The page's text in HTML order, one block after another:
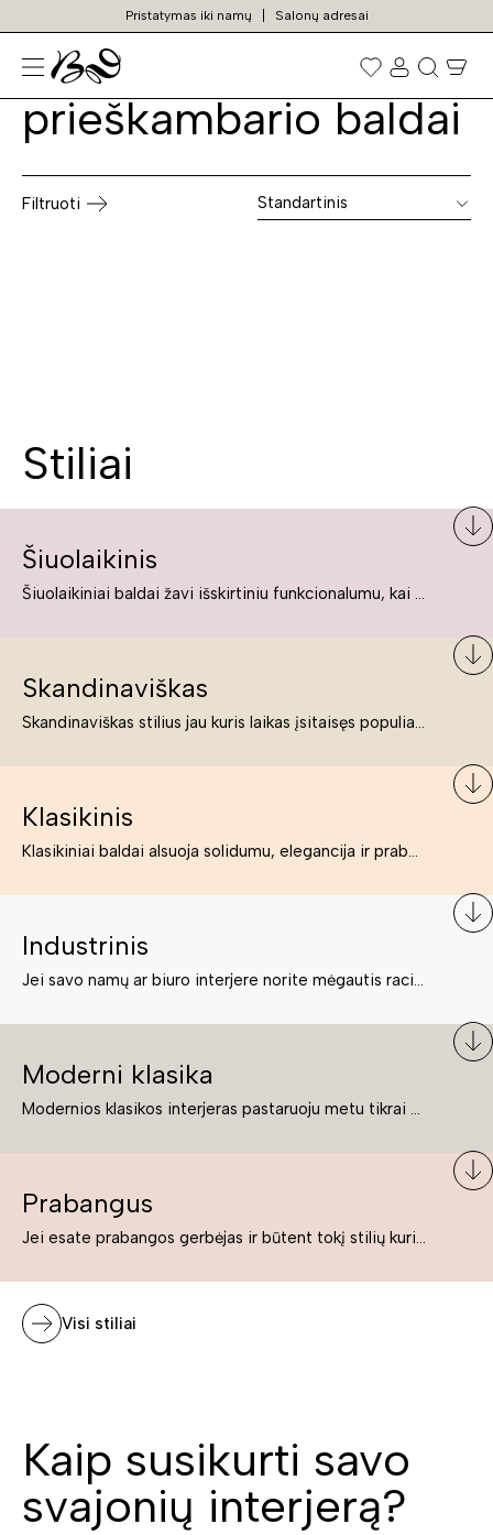
Pristatymas iki namų Salonų adresai
Prekių
paieška
Ąžuoliniai
prieškambario baldai
Filtruoti Standartinis
Stiliai
Šiuolaikinis
Šiuolaikiniai baldai žavi išskirtiniu funkcionalumu, kai kurie jų pelnytai net pavadinami meno kūriniais, nes jie tikrai yra išskirtiniai, originalūs ir puikiai atliepiantys į šiuolaikinių žmonių poreikius bei gyvenimo būdo ypatumus.
Skandinaviškas
Skandinaviškas stilius jau kuris laikas įsitaisęs populiariausiųjų sąraše. Namai, butai labai dažnai įrengiami remiantis būtent šio stiliaus ypatumais. Dėl švelnių spalvų, praktiškumo ir estetikos jis masina tuos, kurie neabejingi šviesiem ar neutralių spalvų koloritui, paprastumui, funkcionalumui, natūralumui ir stilingai estetikai. Platų skandinaviškų baldų spektrą rasite „Deinavos baldų“ asortimente.
Klasikinis
Klasikiniai baldai alsuoja solidumu, elegancija ir prabanga. Paprastai jie būna masyvūs, kuria didybės įspūdį. Neabejotinai jie bus geriausias pasirinkimas estetiškam ir rafinuotam klasikiniam namų interjerui. Kartais klasikiniai baldai traktuojami kaip senoviniai, bet tai ne tiesa – klasika yra stilius, neišsemiama elegancija ir rafinuotumas.
Industrinis
Jei savo namų ar biuro interjere norite mėgautis racionaliai išnaudotomis erdvėmis, funkcionalumu ir esate neabejingi tamsesniam koloritui bei praktiškiems sprendimams, tuomet industrinis stilius bus būtent tai, ko Jums reikia. O industrinio stiliaus baldus išsirinksite mūsų asortimente.
Moderni klasika
Modernios klasikos interjeras pastaruoju metu tikrai yra „ant bangos“. Tie, kurie nenori pernelyg nutolti nuo klasikos, bet drauge žavisi šiuolaikiškais sprendimais, su malonumu savo namuose kuria klasikos ir modernaus interjero tandemą – elegantišką, subtilų ir žavingą.
Prabangus
Jei esate prabangos gerbėjas ir būtent tokį stilių kuriate savo namuose ar biure, tuomet solidūs, prabangūs baldai nepriekaištingai įsilies į Jūsų kuriamą interjerą.
Visi stiliai
Kaip susikurti savo
svajonių interjerą?